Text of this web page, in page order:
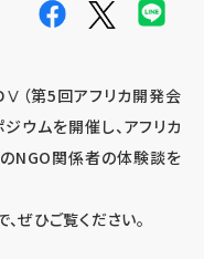
（第5回アフリカ開発会
ウムを開催し、アフリカ
NGO関係者の体験談を
ぜひご覧ください。